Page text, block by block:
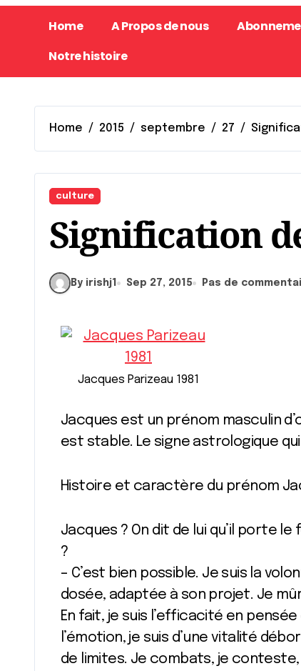
Home A Propos de nous
Notre histoire
Home 2015 septembre 27
culture
Signification
By irishj1 Sep 27, 2015 Pas de
Jacques Parizeau 1981
Jacques est un prénom masculin d’origine hébraïque, dont la tendance actuelle
est stable. Le signe astrologique
Histoire et caractère du prénom
Jacques ? On dit de lui qu’il porte le
?
– C’est bien possible. Je suis la
dosée, adaptée à son projet. Je
En fait, je suis l’efficacité en
l’émotion, je suis d’une vitalité
de limites. Je combats, je